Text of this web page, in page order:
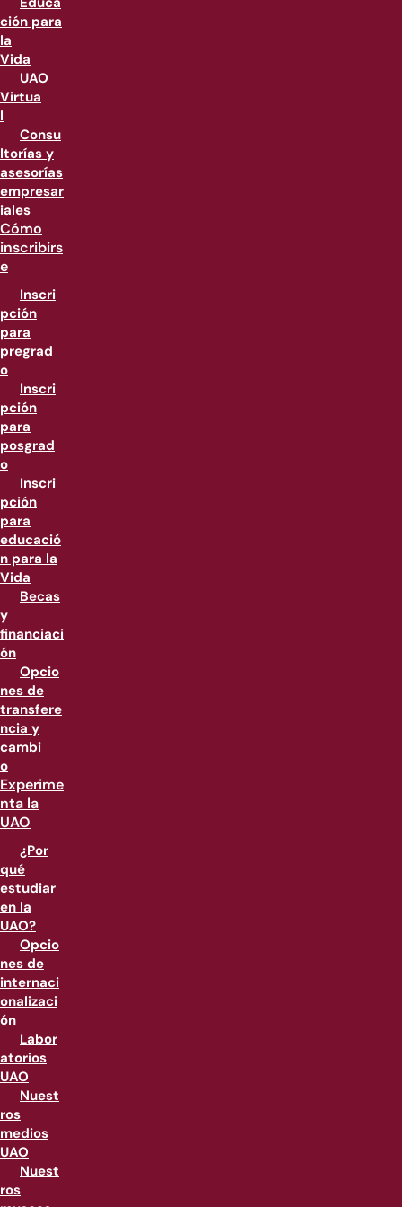
ción para
la
Vida
UAO
Virtua
l
Consu
ltorías y
asesorías
empresar
iales
Cómo
inscribirs
e
Inscri
pción
para
pregrad
o
Inscri
pción
para
posgrad
o
Inscri
pción
para
educació
n para la
Vida
Becas
y
financiaci
ón
Opcio
nes de
transfere
ncia y
cambi
o
Experime
nta la
UAO
¿Por
qué
estudiar
en la
UAO?
Opcio
nes de
internaci
onalizaci
ón
Labor
atorios
UAO
Nuest
ros
medios
UAO
Nuest
ros